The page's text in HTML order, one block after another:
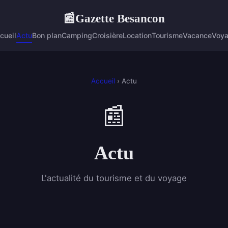
📰Gazette Besancon
ActuBon planCampingCroisièreLocationTourismeVacance
Accueil › Actu
📰
Actu
L'actualité du tourisme et du voyage